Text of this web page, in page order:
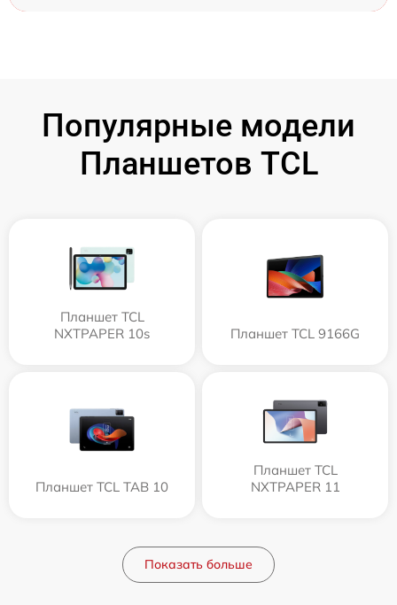
Популярные модели
Планшетов TCL
Планшет TCL
NXTPAPER 10s
Планшет TCL 9166G
Планшет TCL TAB 10
Планшет TCL
NXTPAPER 11
Показать больше